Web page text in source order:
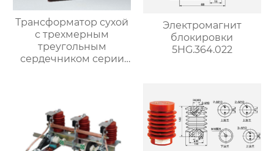
Трансформатор сухой
с трехмерным
треугольным
сердечником серии
Электромагнит
блокировки
5HG.364.022